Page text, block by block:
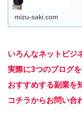
mizu-saki.com
いろんなネットビジ
実際に3つのブログ
おすすめする副業を
コチラからお問い合